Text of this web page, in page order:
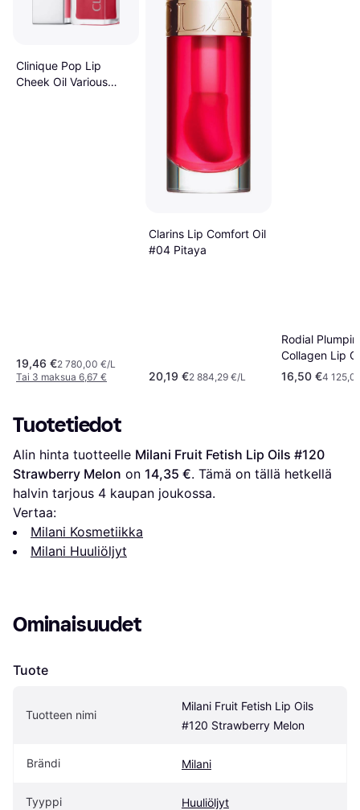
Clinique Pop Lip
Cheek Oil Various
19,46 €2 780,00 €/L
Tai 3 maksua 6,67 €
Clarins Lip Comfort Oil
#04 Pitaya
20,19 €2 884,29 €/L
Rodial
Collagen Lip
16,50 €4
Tuotetiedot
Alin hinta tuotteelle Milani Fruit Fetish Lip Oils #120
Strawberry Melon on 14,35 €. Tämä on tällä hetkellä
halvin tarjous 4 kaupan joukossa.
Vertaa:
Milani Kosmetiikka
Milani Huuliöljyt
Ominaisuudet
Tuote
Tuotteen nimi
Milani Fruit Fetish Lip Oils
#120 Strawberry Melon
Brändi Milani
Tyyppi Huuliöljyt